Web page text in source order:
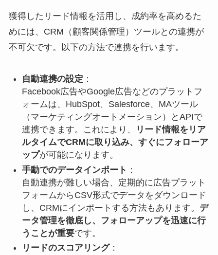
獲得したリード情報を活用し、成約率を高めるた
めには、CRM（顧客関係管理）ツールとの連携が
不可欠です。以下の方法で連携を行います。
自動連携の設定 ：
Facebook広告やGoogle広告などのプラットフ
ォームは、HubSpot、Salesforce、MAツール
（マーケティングオートメーション）とAPIで
連携できます。これにより、
リード情報をリア
ルタイムでCRMに取り込み、すぐにフォローア
ップが可能になります。
手動でのデータインポート ：
自動連携が難しい場合、定期的に広告プラット
フォームからCSV形式でデータをダウンロード
し、CRMにインポートする方法もあります。 デ
ータ管理を徹底し、フォローアップを迅速に行
うことが重要です。
リードのスコアリング：